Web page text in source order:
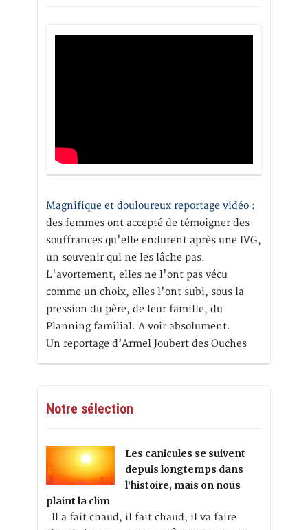
Magnifique et douloureux reportage vidéo :
des femmes ont accepté de témoigner des
souffrances qu'elle endurent après une IVG,
un souvenir qui ne les lâche pas.
L'avortement, elles ne l'ont pas vécu
comme un choix, elles l'ont subi, sous la
pression du père, de leur famille, du
Planning familial. A voir absolument.
Un reportage d’Armel Joubert des Ouches
Notre sélection
Les canicules se suivent
depuis longtemps dans
l’histoire, mais on nous
plaint la clim
Il a fait chaud, il fait chaud, il va faire